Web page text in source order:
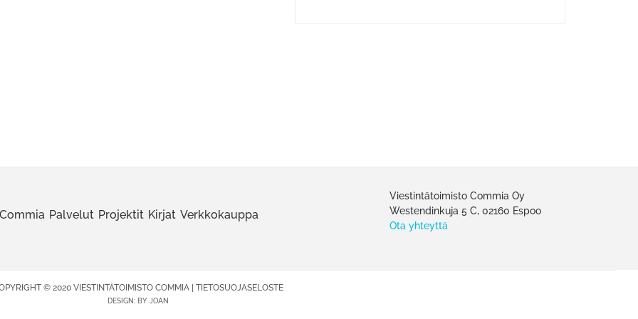
Palvelut Projektit Kirjat Verkkokauppa
Viestintätoimisto Commia Oy
Westendinkuja 5 C, 02160 Espoo
Ota yhteyttä
© 2020 VIESTINTÄTOIMISTO COMMIA | TIETOSUOJASELOSTE
DESIGN: BY JOAN